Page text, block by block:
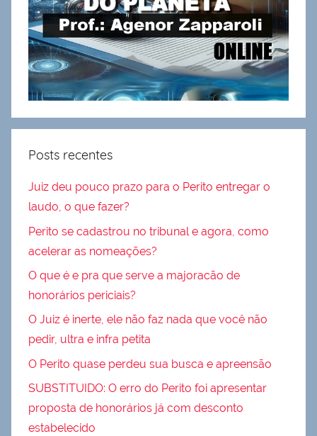
Posts recentes
Juiz deu pouco prazo para o Perito entregar o
laudo, o que fazer?
Perito se cadastrou no tribunal e agora, como
acelerar as nomeações?
O que é e pra que serve a majoracão de
honorários periciais?
O Juiz é inerte, ele não faz nada que você não
pedir, ultra e infra petita
O Perito quase perdeu sua busca e apreensão
SUBSTITUIDO: O erro do Perito foi apresentar
proposta de honorários já com desconto
estabelecido